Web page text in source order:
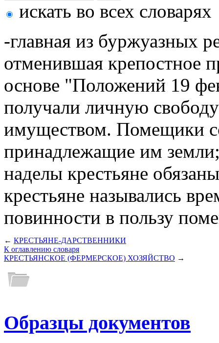
искать во всех словарях
-главная из буржуазных
отменившая крепостное
основе "Положений 19
получали личную
имуществом. Помещики
принадлежащие им
наделы крестьяне
крестьяне назывались
повинности в пользу
← КРЕСТЬЯНЕ-ДАРСТВЕННИКИ
К оглавлению словаря
КРЕСТЬЯНСКОЕ (ФЕРМЕРСКОЕ) ХОЗЯЙСТВО →
Образцы документов